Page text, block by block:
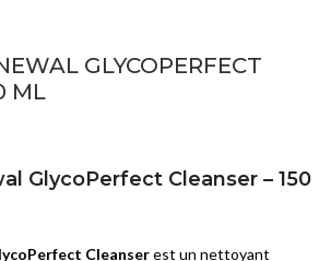
GLYCOPERFECT
ML
GlycoPerfect Cleanser – 150
Cleanserest un nettoyant